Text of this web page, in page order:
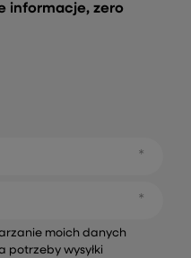
informacje, zero
moich danych
potrzeby wysyłki